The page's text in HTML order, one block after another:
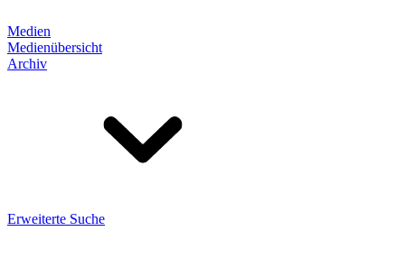
Medien
Medienübersicht
Archiv
Erweiterte Suche